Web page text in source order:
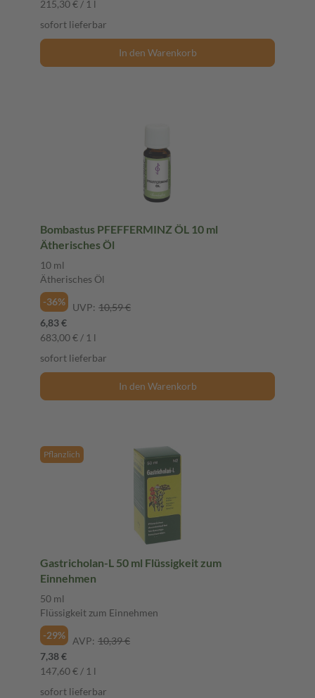
215,30 € / 1 l
sofort lieferbar
In den Warenkorb
Bombastus PFEFFERMINZ ÖL 10 ml
Ätherisches Öl
10 ml
Ätherisches Öl
-36%
UVP: 10,59 €
6,83 €
683,00 € / 1 l
sofort lieferbar
In den Warenkorb
Pflanzlich
Gastricholan-L 50 ml Flüssigkeit zum
Einnehmen
50 ml
Flüssigkeit zum Einnehmen
-29%
AVP: 10,39 €
7,38 €
147,60 € / 1 l
sofort lieferbar